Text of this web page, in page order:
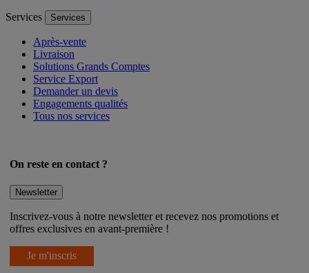
Services Services
Après-vente
Livraison
Solutions Grands Comptes
Service Export
Demander un devis
Engagements qualités
Tous nos services
On reste en contact ?
Newsletter
Inscrivez-vous à notre newsletter et recevez nos promotions et
offres exclusives en avant-première !
Je m'inscris